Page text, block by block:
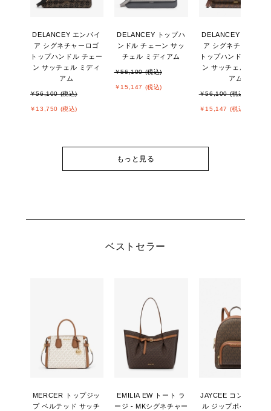
DELANCEY エンパイ
ア シグネチャーロゴ
トップハンドル チェー
ン サッチェル ミディ
アム
￥56,100 (税込)
￥13,750 (税込)
DELANCEY トップハ
ンドル チェーン サッ
チェル ミディアム
￥56,100 (税込)
￥15,147 (税込)
DELANCEY エンパイ
ア シグネチャーロゴ
トップハンドル チェ
ン サッチェル ミディ
アム
￥56,100 (税込)
￥15,147 (税込)
もっと見る
ベストセラー
MERCER トップジッ
プ ベルテッド サッチ
EMILIA EW トート ラ
ージ - MKシグネチャー
JAYCEE コンバーチブ
ル ジップポケット バ